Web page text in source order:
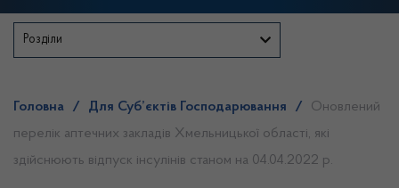
Розділи
Головна / Для Суб’єктів Господарювання /
Оновлений
перелік аптечних закладів Хмельницької області, які
здійснюють відпуск інсулінів станом на 04.04.2022 р.